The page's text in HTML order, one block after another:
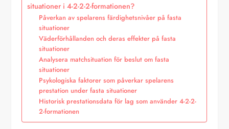
situationer i 4-2-2-2-formationen?
Påverkan av spelarens färdighetsnivåer på fasta
situationer
Väderförhållanden och deras effekter på fasta
situationer
Analysera matchsituation för beslut om fasta
situationer
Psykologiska faktorer som påverkar spelarens
prestation under fasta situationer
Historisk prestationsdata för lag som använder 4-2-2-
2-formationen